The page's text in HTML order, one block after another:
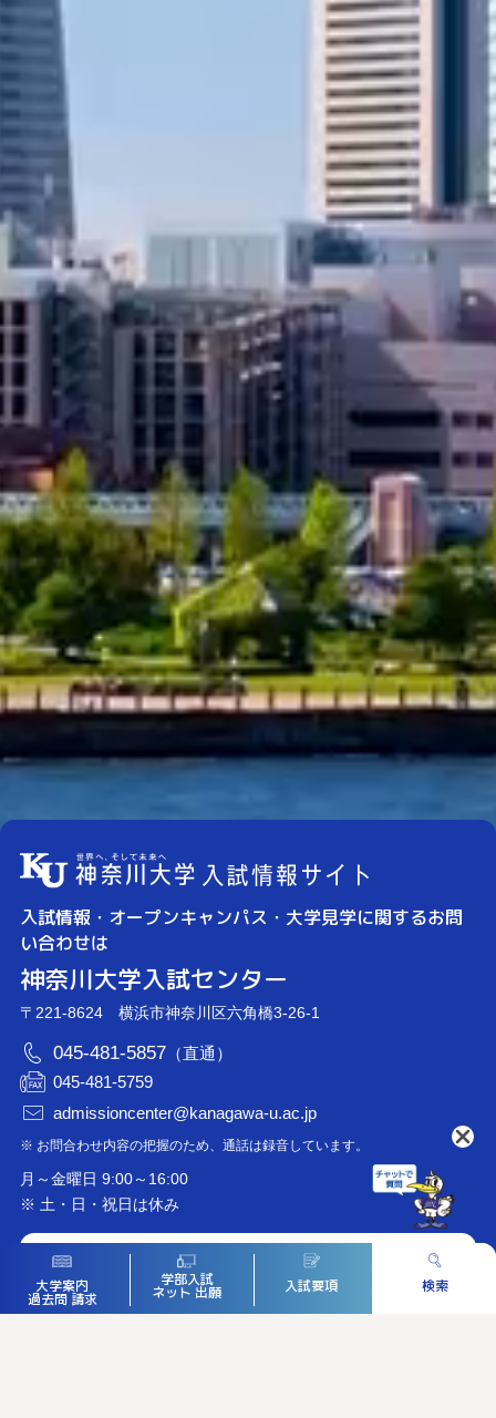
大学案内
過去問請求
学部入試
ネット 出願 入試要項 検索
入試情報・オープンキャンパス・大学見学に関するお問
い合わせは
神奈川大学入試センター
〒221-8624 横浜市神奈川区六角橋3-26-1
045-481-5857（直通）
045-481-5759
admissioncenter@kanagawa-u.ac.jp
※ お問合わせ内容の把握のため、通話は録音しています。
月～金曜日 9:00～16:00
※ 土・日・祝日は休み
神奈川大学公式サイト